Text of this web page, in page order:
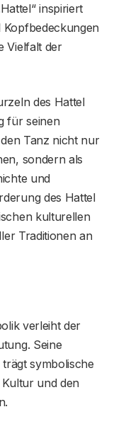
inspiriert
Vielfalt der
des Hattel
für seinen
Tanz nicht nur
sondern als
und
des Hattel
kulturellen
Traditionen an
verleiht der
Seine
symbolische
und den